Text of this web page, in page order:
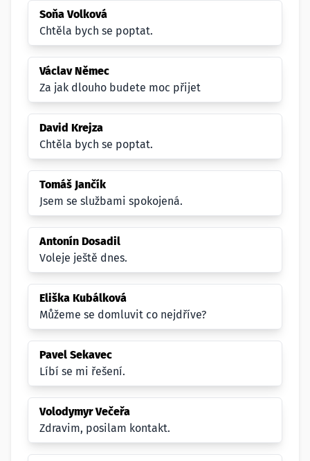
Soňa Volková
Chtěla bych se poptat.
Václav Němec
Za jak dlouho budete moc přijet
David Krejza
Chtěla bych se poptat.
Tomáš Jančík
Jsem se službami spokojená.
Antonín Dosadil
Voleje ještě dnes.
Eliška Kubálková
Můžeme se domluvit co nejdříve?
Pavel Sekavec
Líbí se mi řešení.
Volodymyr Večeřa
Zdravim, posilam kontakt.